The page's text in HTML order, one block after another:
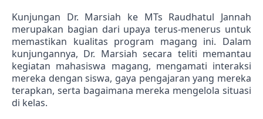
Kunjungan Dr. Marsiah ke MTs Raudhatul Jannah
merupakan bagian dari upaya terus-menerus untuk
memastikan kualitas program magang ini. Dalam
kunjungannya, Dr. Marsiah secara teliti memantau
kegiatan mahasiswa magang, mengamati interaksi
mereka dengan siswa, gaya pengajaran yang mereka
terapkan, serta bagaimana mereka mengelola situasi
di kelas.